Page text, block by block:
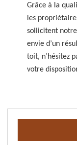
Grâce à la
les
sollicitent notre
envie d’un
toit, n’hésitez
votre